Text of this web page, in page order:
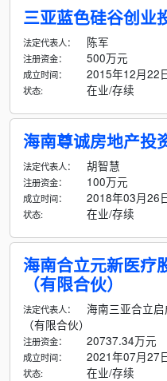
三亚蓝色硅谷创业
法定代表人： 陈军
注册资金： 500万元
成立时间： 2015年12月22
状态: 在业/存续
海南尊诚房地产投
法定代表人： 胡智慧
注册资金： 100万元
成立时间： 2018年03月26
状态: 在业/存续
海南合立元新医疗
（有限合伙）
法定代表人：
海南三亚合立
（有限合伙）
注册资金： 20737.34万元
成立时间： 2021年07月27
状态: 在业/存续